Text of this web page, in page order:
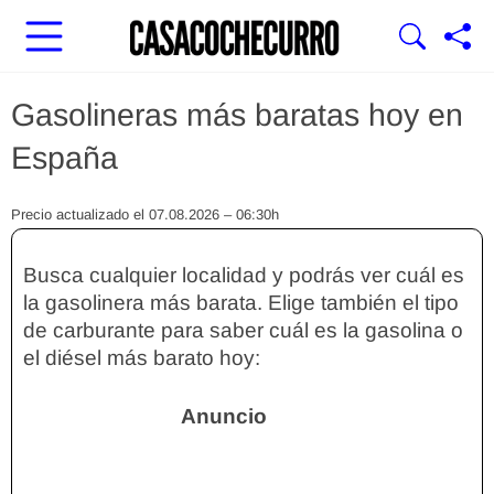
Gasolineras más baratas hoy en
España
Precio actualizado el 07.08.2026 – 06:30h
Busca cualquier localidad y podrás ver cuál es
la gasolinera más barata. Elige también el tipo
de carburante para saber cuál es la gasolina o
el diésel más barato hoy: